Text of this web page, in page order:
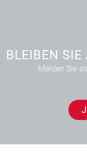
BLEIBEN SIE
Melden Sie